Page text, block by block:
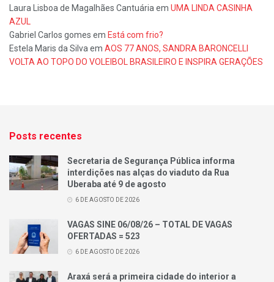
Laura Lisboa de Magalhães Cantuária em UMA LINDA CASINHA
AZUL
Gabriel Carlos gomes em Está com frio?
Estela Maris da Silva em AOS 77 ANOS, SANDRA BARONCELLI
VOLTA AO TOPO DO VOLEIBOL BRASILEIRO E INSPIRA GERAÇÕES
Posts recentes
Secretaria de Segurança Pública informa
interdições nas alças do viaduto da Rua
Uberaba até 9 de agosto
6 DE AGOSTO DE 2026
VAGAS SINE 06/08/26 – TOTAL DE VAGAS
OFERTADAS = 523
6 DE AGOSTO DE 2026
Araxá será a primeira cidade do interior a